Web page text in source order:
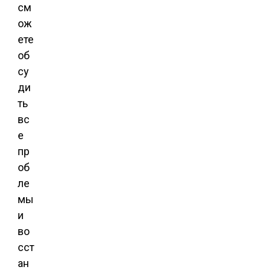
см
ож
ете
об
су
ди
ть
вс
е
пр
об
ле
мы
и
во
сст
ан